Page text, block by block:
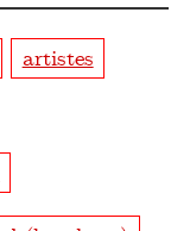
artistes